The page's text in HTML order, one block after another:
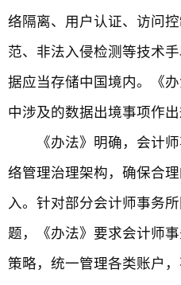
络隔离、用户认证、访问
范、非法入侵检测等技术
据应当存储中国境内。《
中涉及的数据出境事项作出
《办法》明确，会计师
络管理治理架构，确保合
入。针对部分会计师事务
题，《办法》要求会计师
策略，统一管理各类账户